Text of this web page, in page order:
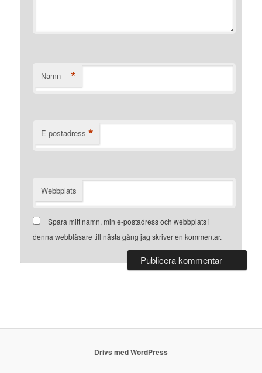
Namn *
E-postadress *
Webbplats
Spara mitt namn, min e-postadress och webbplats i
denna webbläsare till nästa gång jag skriver en kommentar.
Drivs med WordPress